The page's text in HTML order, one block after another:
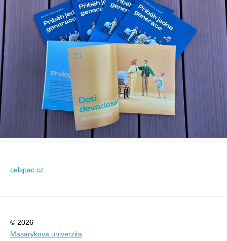
celspac.cz
© 2026
Masarykova univerzita